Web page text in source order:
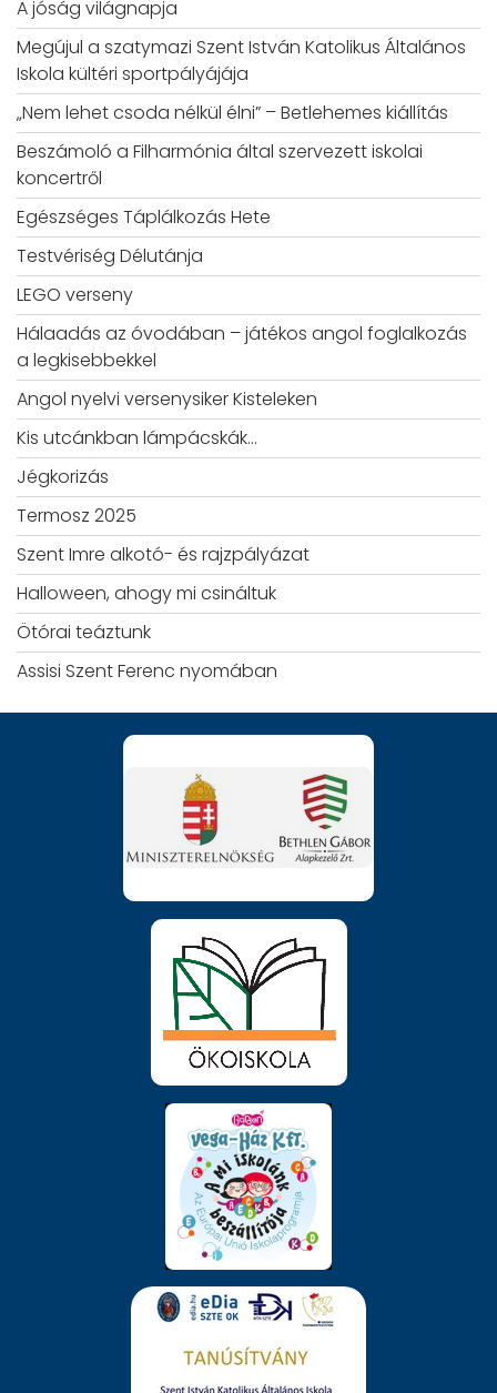
A jóság világnapja
Megújul a szatymazi Szent István Katolikus Általános
Iskola kültéri sportpályájája
„Nem lehet csoda nélkül élni” – Betlehemes kiállítás
Beszámoló a Filharmónia által szervezett iskolai
koncertről
Egészséges Táplálkozás Hete
Testvériség Délutánja
LEGO verseny
Hálaadás az óvodában – játékos angol foglalkozás
a legkisebbekkel
Angol nyelvi versenysiker Kisteleken
Kis utcánkban lámpácskák…
Jégkorizás
Termosz 2025
Szent Imre alkotó- és rajzpályázat
Halloween, ahogy mi csináltuk
Ötórai teáztunk
Assisi Szent Ferenc nyomában